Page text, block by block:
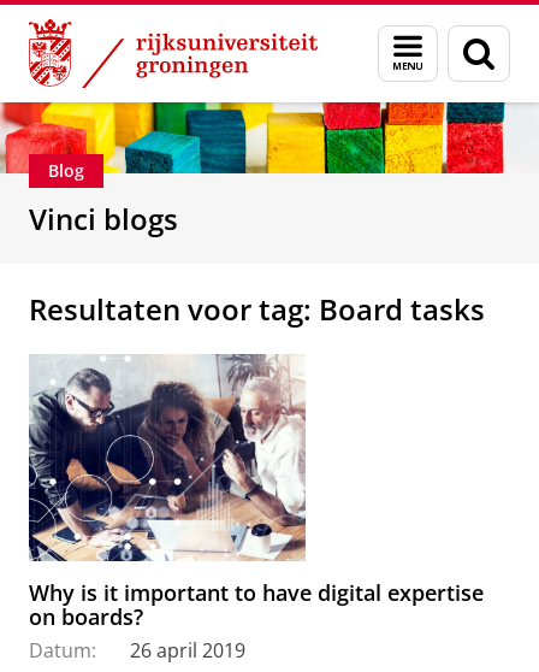
Skip
Content
Skip
Navigation
Menu
en
zoeken
Department of Innovation Management &
Blog
Vinci blogs
Resultaten voor tag: Board tasks
Why is it important to have digital expertise
on boards?
Datum:
26 april 2019